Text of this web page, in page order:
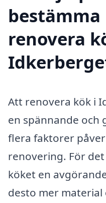
renovera
Att renovera kök i
en spännande och
flera faktorer
renovering. För
köket en
desto mer